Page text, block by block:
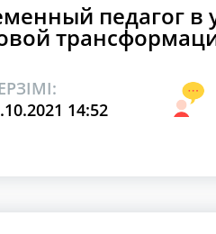
педагог в
14:52